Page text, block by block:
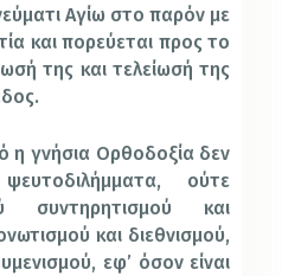
Αγίω στο παρόν με
και πορεύεται προς το
της και τελείωσή της
η γνήσια Ορθοδοξία δεν
ούτε
συντηρητισμού και
και διεθνισμού,
εφ’ όσον είναι